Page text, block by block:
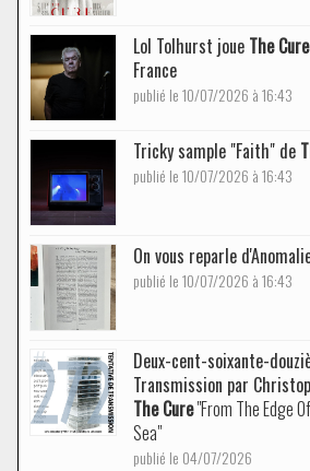
Lol Tolhurst joue The Cure
France
publié le 10/07/2026 à 16:43
Tricky sample "Faith" de
publié le 10/07/2026 à 16:43
On vous reparle
publié le 10/07/2026 à 16:43
Deux-cent-soixante-
Transmission par
The Cure"From The Edge
Sea"
publié le 04/07/2026